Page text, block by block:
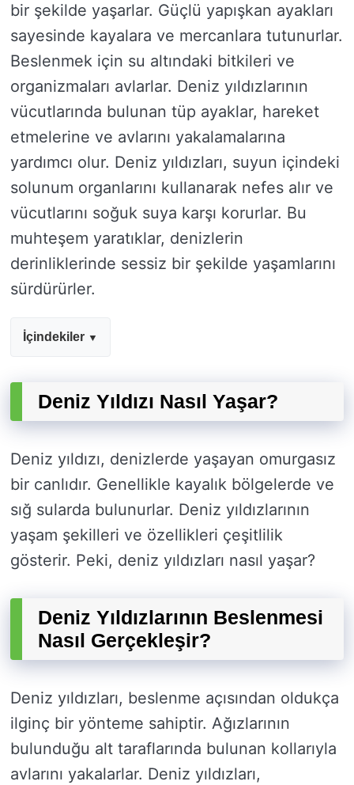
bir şekilde yaşarlar. Güçlü yapışkan ayakları
sayesinde kayalara ve mercanlara tutunurlar.
Beslenmek için su altındaki bitkileri ve
organizmaları avlarlar. Deniz yıldızlarının
vücutlarında bulunan tüp ayaklar, hareket
etmelerine ve avlarını yakalamalarına
yardımcı olur. Deniz yıldızları, suyun içindeki
solunum organlarını kullanarak nefes alır ve
vücutlarını soğuk suya karşı korurlar. Bu
muhteşem yaratıklar, denizlerin
derinliklerinde sessiz bir şekilde yaşamlarını
sürdürürler.
İçindekiler
Deniz Yıldızı Nasıl Yaşar?
Deniz yıldızı, denizlerde yaşayan omurgasız
bir canlıdır. Genellikle kayalık bölgelerde ve
sığ sularda bulunurlar. Deniz yıldızlarının
yaşam şekilleri ve özellikleri çeşitlilik
gösterir. Peki, deniz yıldızları nasıl yaşar?
Deniz Yıldızlarının Beslenmesi
Nasıl Gerçekleşir?
Deniz yıldızları, beslenme açısından oldukça
ilginç bir yönteme sahiptir. Ağızlarının
bulunduğu alt taraflarında bulunan kollarıyla
avlarını yakalarlar. Deniz yıldızları,